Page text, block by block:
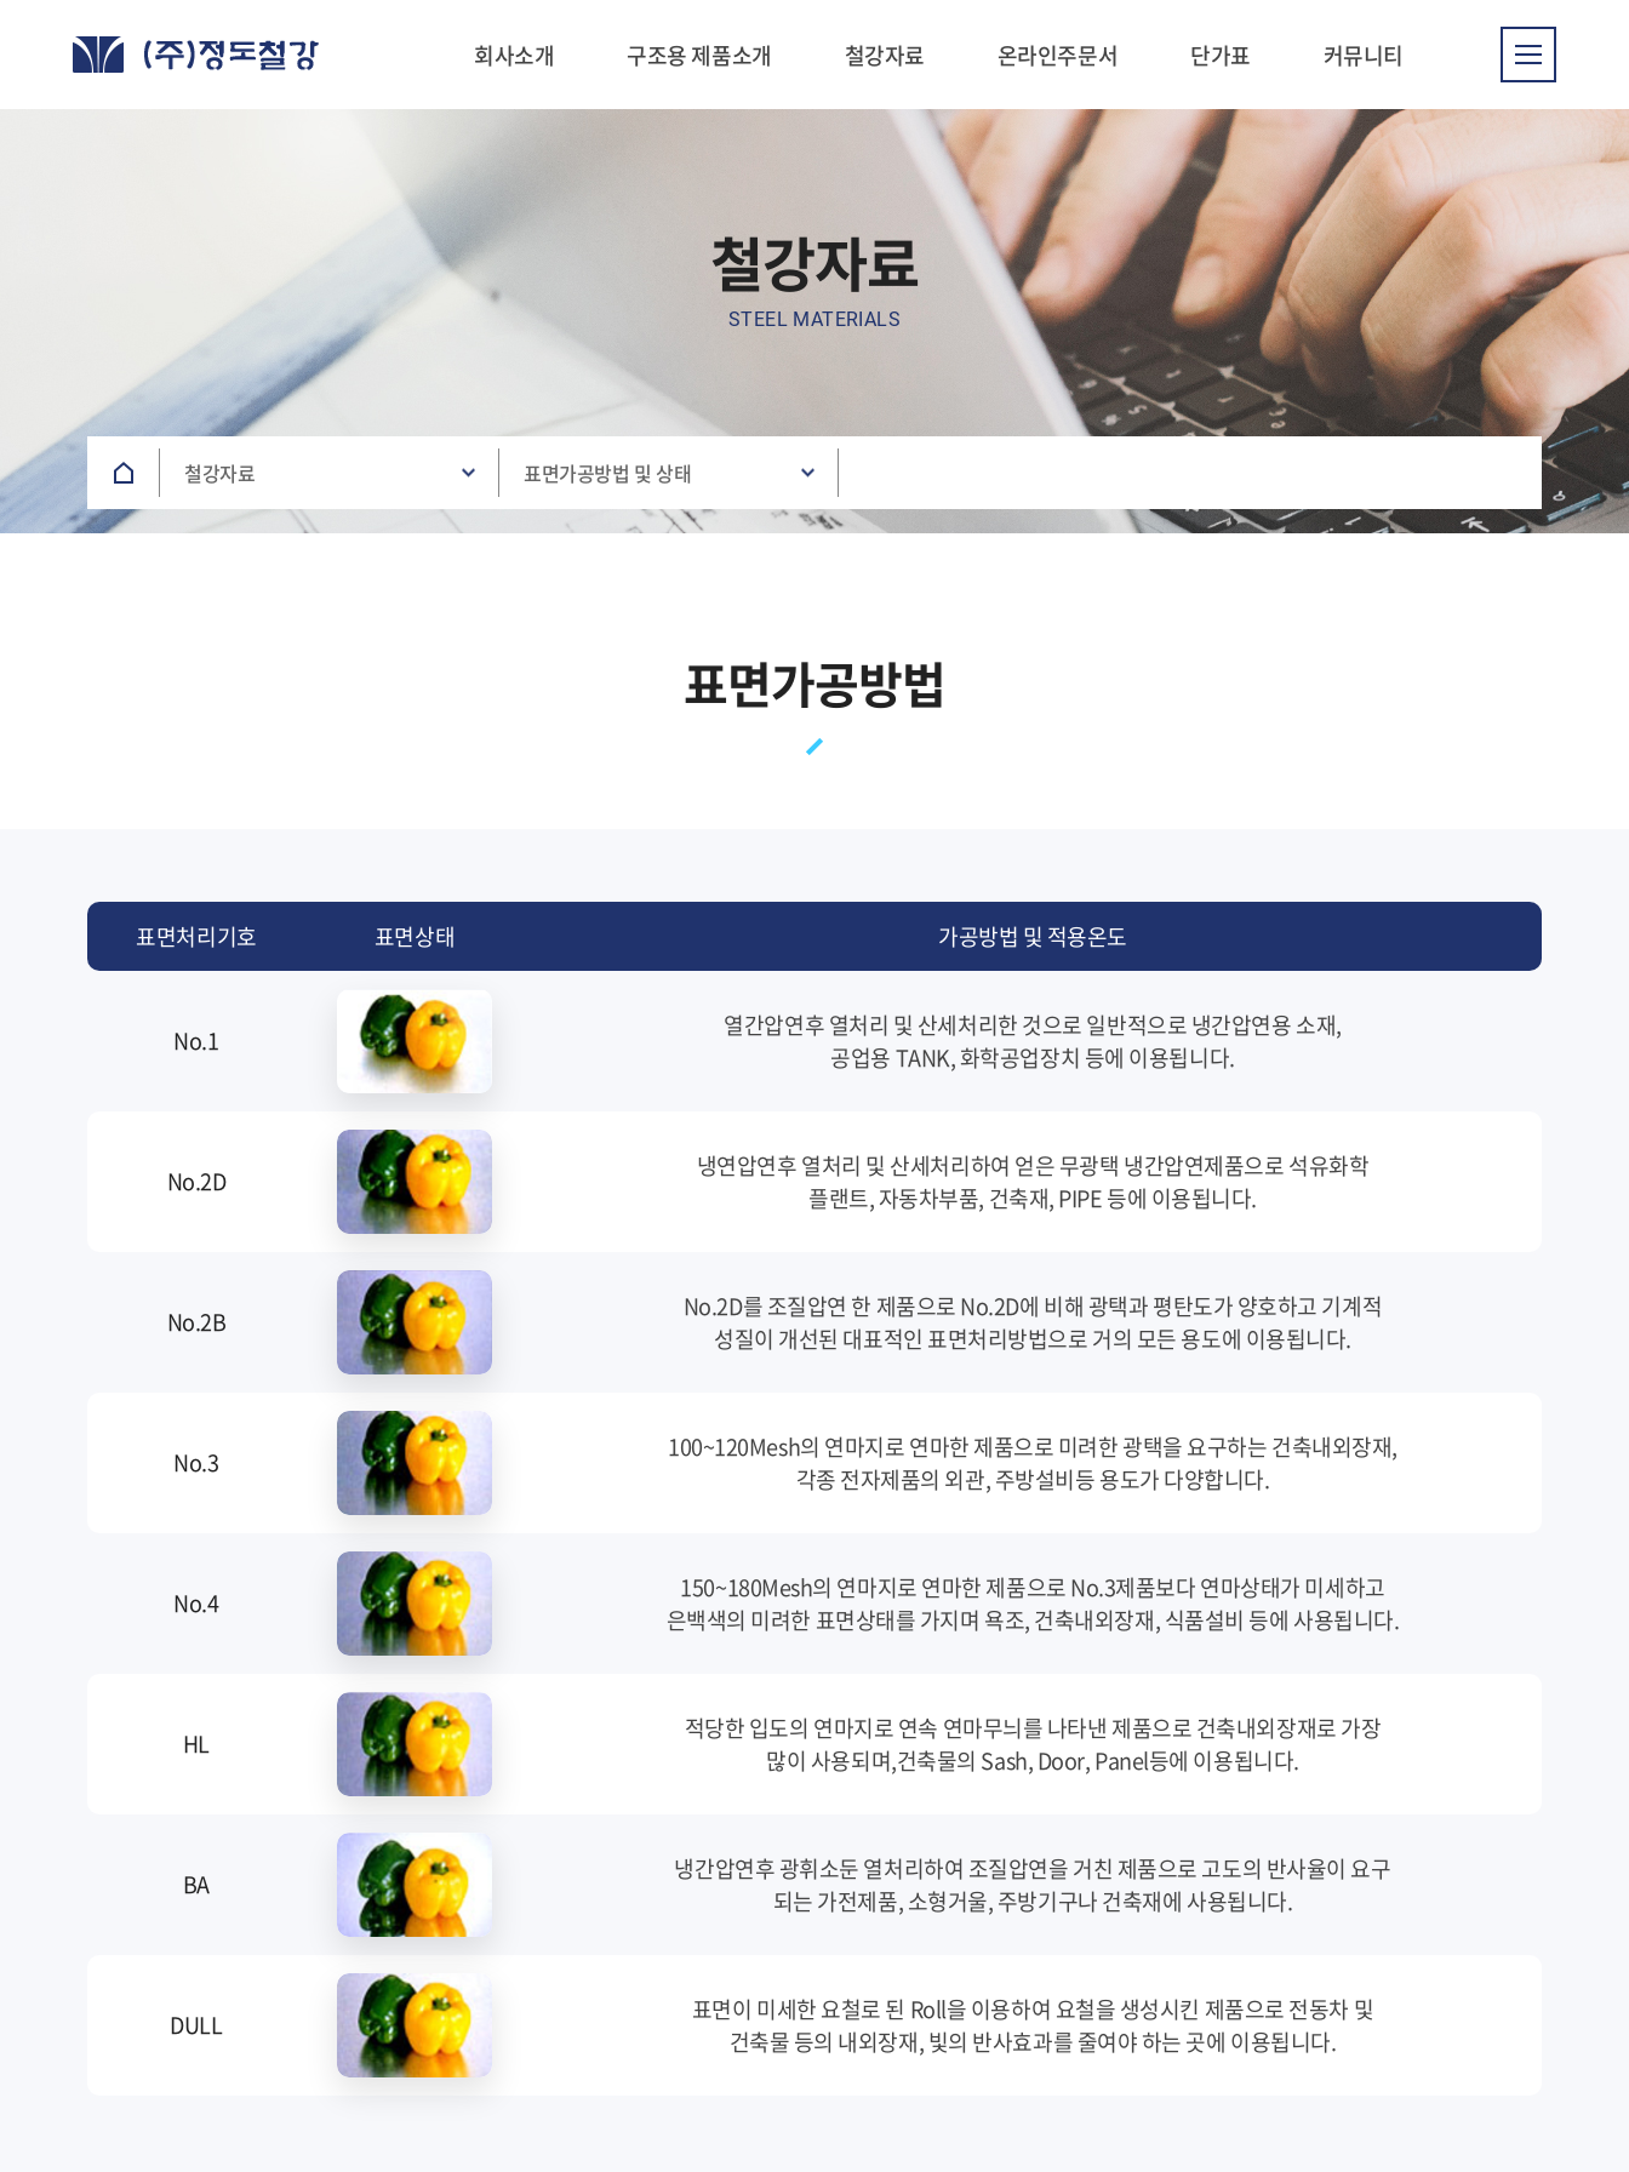
회사소개 구조용 제품소개 철강자료 온라인주문서 단가표 커뮤니티
철강자료
STEEL MATERIALS
철강자료 표면가공방법 및 상태
표면가공방법
표면처리기호 표면상태 가공방법 및 적용온도
No.1
열간압연후 열처리 및 산세처리한 것으로 일반적으로 냉간압연용 소재,
공업용 TANK, 화학공업장치 등에 이용됩니다.
No.2D
냉연압연후 열처리 및 산세처리하여 얻은 무광택 냉간압연제품으로 석유화학
플랜트, 자동차부품, 건축재, PIPE 등에 이용됩니다.
No.2B
No.2D를 조질압연 한 제품으로 No.2D에 비해 광택과 평탄도가 양호하고 기계적
성질이 개선된 대표적인 표면처리방법으로 거의 모든 용도에 이용됩니다.
No.3
100~120Mesh의 연마지로 연마한 제품으로 미려한 광택을 요구하는 건축내외장재,
각종 전자제품의 외관, 주방설비등 용도가 다양합니다.
No.4
150~180Mesh의 연마지로 연마한 제품으로 No.3제품보다 연마상태가 미세하고
은백색의 미려한 표면상태를 가지며 욕조, 건축내외장재, 식품설비 등에 사용됩니다.
HL
적당한 입도의 연마지로 연속 연마무늬를 나타낸 제품으로 건축내외장재로 가장
많이 사용되며,건축물의 Sash, Door, Panel등에 이용됩니다.
BA
냉간압연후 광휘소둔 열처리하여 조질압연을 거친 제품으로 고도의 반사율이 요구
되는 가전제품, 소형거울, 주방기구나 건축재에 사용됩니다.
DULL
표면이 미세한 요철로 된 Roll을 이용하여 요철을 생성시킨 제품으로 전동차 및
건축물 등의 내외장재, 빛의 반사효과를 줄여야 하는 곳에 이용됩니다.